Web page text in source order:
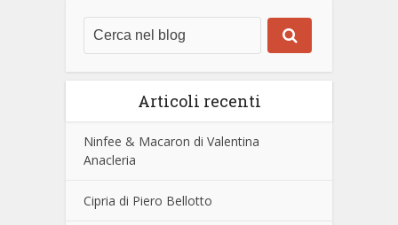
Articoli recenti
Ninfee & Macaron di Valentina
Anacleria
Cipria di Piero Bellotto